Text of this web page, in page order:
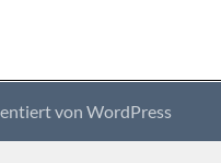
von WordPress